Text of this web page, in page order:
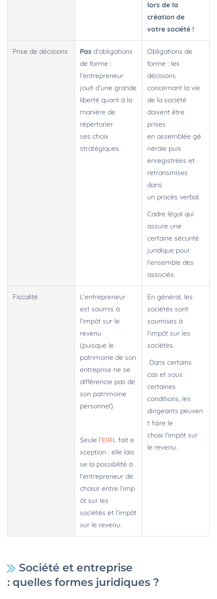
lors de la
création de
votre société !
Prise de décisions Pas d’obligations
de forme :
l’entrepreneur
jouit d’une grande
liberté quant à la
manière de
répertorier
ses choix
stratégiques.
Obligations de
forme : les
décisions
concernant la vie
de la société
doivent être
prises
en assemblée gé
nérale puis
enregistrées et
retransmises
dans
un procès verbal.
Cadre légal qui
assure une
certaine sécurité
juridique pour
l’ensemble des
associés.
Fiscalité
L’entrepreneur
est soumis à
l’impôt sur le
revenu
(puisque le
patrimoine de son
entreprise ne se
différencie pas de
son patrimoine
personnel).
Seule l’EIRL fait e
xception : elle lais
se la possibilité à
l’entrepreneur de
choisir entre l’imp
ôt sur les
sociétés et l’impôt
sur le revenu.
En général, les
sociétés sont
soumises à
l’impôt sur les
sociétés.
Dans certains
cas et sous
certaines
conditions, les
dirigeants peuven
t faire le
choix l’impôt sur
le revenu.
Société et entreprise
: quelles formes juridiques ?